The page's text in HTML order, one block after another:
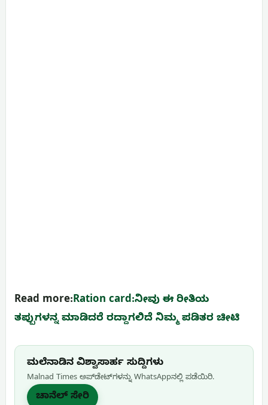
Read more:Ration card:ನೀವು ಈ ರೀತಿಯ
ತಪ್ಪುಗಳನ್ನ ಮಾಡಿದರೆ ರದ್ದಾಗಲಿದೆ ನಿಮ್ಮ ಪಡಿತರ ಚೀಟಿ
ಮಲೆನಾಡಿನ ವಿಶ್ವಾಸಾರ್ಹ ಸುದ್ದಿಗಳು
Malnad Times ಅಪ್‌ಡೇಟ್‌ಗಳನ್ನು WhatsApp‌ನಲ್ಲಿ ಪಡೆಯಿರಿ.
ಚಾನೆಲ್ ಸೇರಿ